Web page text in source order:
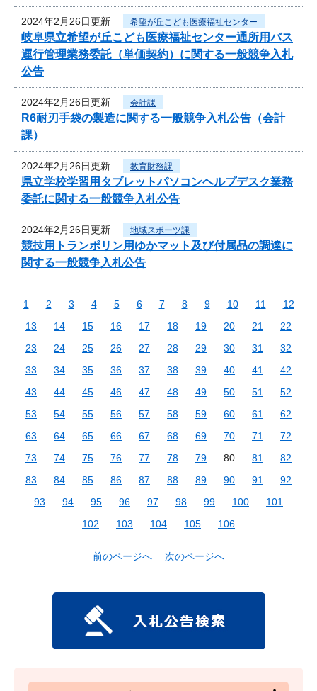
2024年2月26日更新 希望が丘こども医療福祉センター
岐阜県立希望が丘こども医療福祉センター通所用バス
運行管理業務委託（単価契約）に関する一般競争入札
公告
2024年2月26日更新 会計課
R6耐刃手袋の製造に関する一般競争入札公告（会計
課）
2024年2月26日更新 教育財務課
県立学校学習用タブレットパソコンヘルプデスク業務
委託に関する一般競争入札公告
2024年2月26日更新 地域スポーツ課
競技用トランポリン用ゆかマット及び付属品の調達に
関する一般競争入札公告
1 2 3 4 5 6 7 8 9 10 11
12
13
14 15 16 17 18 19 20 21
22
23
24 25 26 27 28 29 30 31
32
33
34 35 36 37 38 39 40 41
42
43
44 45 46 47 48 49 50 51
52
53
54 55 56 57 58 59 60 61
62
63
64 65 66 67 68 69 70 71
72
73
74 75 76 77 78 79 80 81
82
83
84 85 86 87 88 89 90 91
92
93
94 95 96 97 98 99 100
101
102
103 104 105 106
前のページへ 次のページへ